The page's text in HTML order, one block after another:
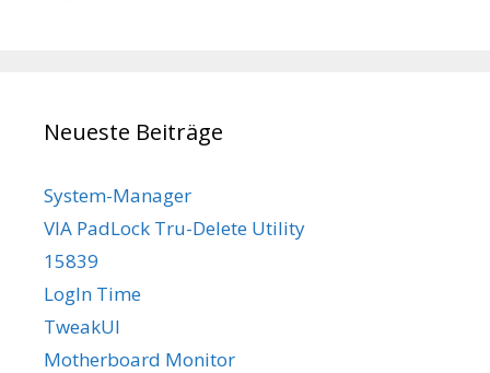
Neueste Beiträge
System-Manager
VIA PadLock Tru-Delete Utility
15839
LogIn Time
TweakUI
Motherboard Monitor